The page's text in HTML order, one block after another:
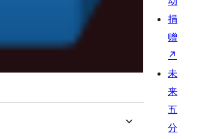
捐
赠
↗
未
来
五
分